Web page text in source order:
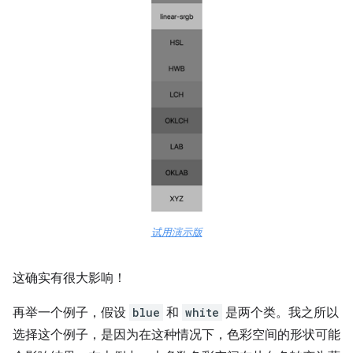
试用演示版
这确实有很大影响！
再举一个例子，假设 blue 和 white 是两个类。我之所以
选择这个例子，是因为在这种情况下，色彩空间的形状可能